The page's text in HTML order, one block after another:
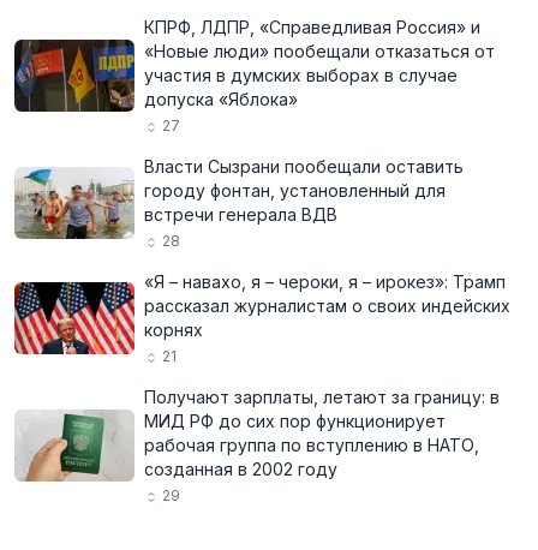
КПРФ, ЛДПР, «Справедливая Россия» и
«Новые люди» пообещали отказаться от
участия в думских выборах в случае
допуска «Яблока»
27
Власти Сызрани пообещали оставить
городу фонтан, установленный для
встречи генерала ВДВ
28
«Я – навахо, я – чероки, я – ирокез»: Трамп
рассказал журналистам о своих индейских
корнях
21
Получают зарплаты, летают за границу: в
МИД РФ до сих пор функционирует
рабочая группа по вступлению в НАТО,
созданная в 2002 году
29